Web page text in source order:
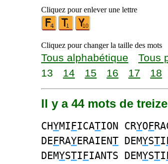
Cliquez pour enlever une lettre
Cliquez pour changer la taille des mots
Tous alphabétique Tous
13
14 15 16 17 18
Il y a 44 mots de
CHYMIFICATION CRYOF
DEFRAYERAIENT DEMYSTI
DEMYSTIFIANTS DEMYSTI